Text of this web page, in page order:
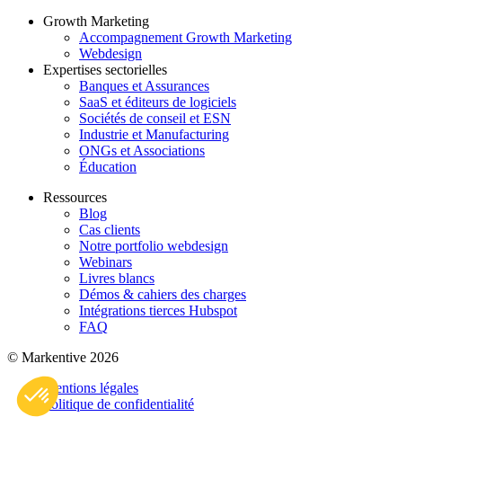
Axeptio consent
Plateforme de Gestion du Consentement : Personnalisez vos Options
Notre plateforme vous permet d'adapter et de gérer vos paramètres
Growth Marketing
Accompagnement Growth Marketing
Webdesign
Expertises sectorielles
Banques et Assurances
SaaS et éditeurs de logiciels
Sociétés de conseil et ESN
Industrie et Manufacturing
ONGs et Associations
Éducation
Ressources
Blog
Cas clients
Notre portfolio webdesign
Webinars
Livres blancs
Démos & cahiers des charges
Intégrations tierces Hubspot
FAQ
© Markentive 2026
Mentions légales
Politique de confidentialité